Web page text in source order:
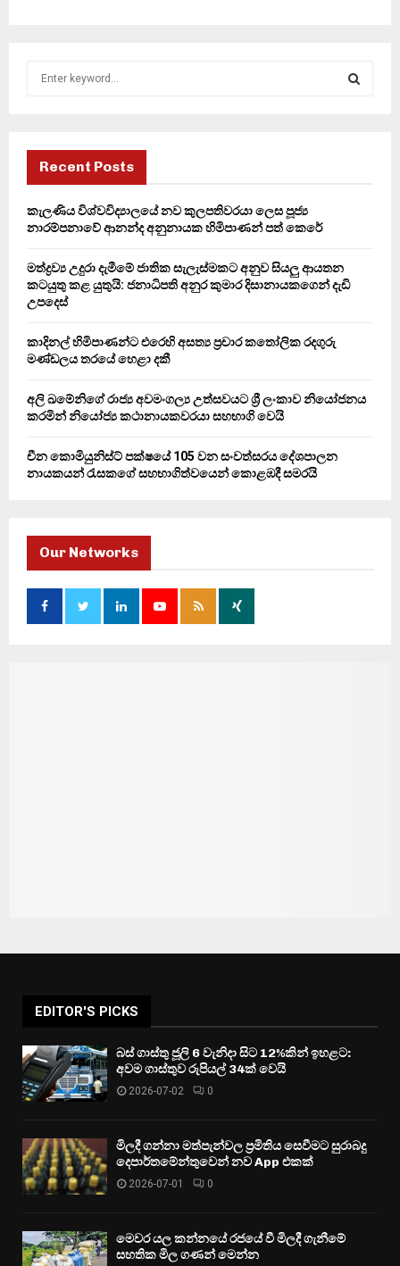
f
r
H
Recent Posts
කැලණිය විශ්වවිද්‍යාලයේ නව කුලපතිවරයා ලෙස පූජ්‍ය
නාරම්පනාවේ ආනන්ද අනුනායක හිමිපාණන් පත් කෙරේ
මත්ද්‍රව්‍ය උදුරා දැමීමේ ජාතික සැලැස්මකට අනුව සියලු ආයතන
කටයුතු කළ යුතුයි: ජනාධිපති අනුර කුමාර දිසානායකගෙන් දැඩි
උපදෙස්
කාදිනල් හිමිපාණන්ට එරෙහි අසත්‍ය ප්‍රචාර කතෝලික රදගුරු
මණ්ඩලය තරයේ හෙළා දකී
අලි ඛමේනිගේ රාජ්‍ය අවමංගල්‍ය උත්සවයට ශ්‍රී ලංකාව නියෝජනය
කරමින් නියෝජ්‍ය කථානායකවරයා සහභාගි වෙයි
චීන කොමියුනිස්ට් පක්ෂයේ 105 වන සංවත්සරය දේශපාලන
නායකයන් රැසකගේ සහභාගිත්වයෙන් කොළඹදී සමරයි
Our Networks
EDITOR'S PICKS
බස් ගාස්තු ජූලි 6 වැනිදා සිට 12%කින් ඉහළට:
අවම ගාස්තුව රුපියල් 34ක් වෙයි
2026-07-02 0
මිලදී ගන්නා මත්පැන්වල ප්‍රමිතිය සෙවීමට සුරාබදු
දෙපාර්තමේන්තුවෙන් නව App එකක්
2026-07-01 0
මෙවර යල කන්නයේ රජයේ වී මිලදී ගැනීමේ
සහතික මිල ගණන් මෙන්න